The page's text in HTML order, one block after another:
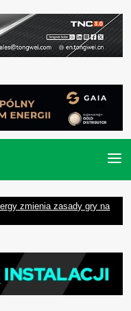
zmienia zasady gry na